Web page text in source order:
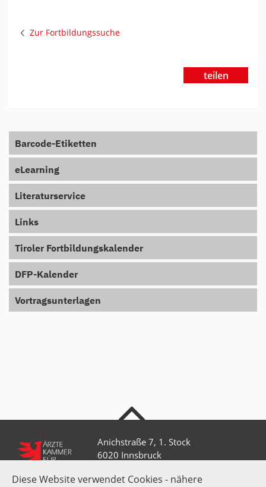
Diese Website verwendet Cookies - nähere
Zur Fortbildungssuche
teilen
Barcode-Etiketten
eLearning
Literaturservice
Links
Tiroler Fortbildungskalender
DFP-Kalender
Vortragsunterlagen
Anichstraße 7, 1. Stock
6020 Innsbruck